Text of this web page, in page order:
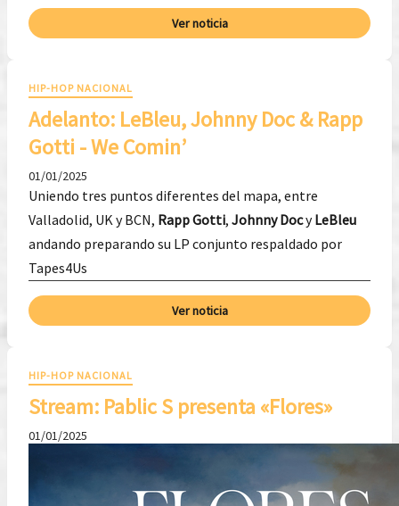
Ver noticia
HIP-HOP NACIONAL
Adelanto: LeBleu, Johnny Doc & Rapp
Gotti - We Comin’
01/01/2025
Uniendo tres puntos diferentes del mapa, entre
Valladolid, UK y BCN, Rapp Gotti, Johnny DocyLeBleu
andando preparando su LP conjunto respaldado por
Tapes4Us
Ver noticia
HIP-HOP NACIONAL
Stream: Pablic S presenta «Flores»
01/01/2025